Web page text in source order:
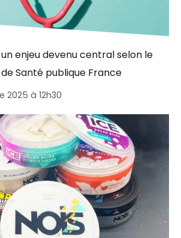
enjeu devenu central selon le
Santé publique France
2025 à 12h30